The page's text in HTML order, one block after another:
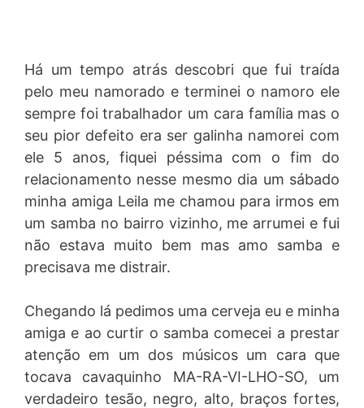
Há um tempo atrás descobri que fui traída
pelo meu namorado e terminei o namoro ele
sempre foi trabalhador um cara família mas o
seu pior defeito era ser galinha namorei com
ele 5 anos, fiquei péssima com o fim do
relacionamento nesse mesmo dia um sábado
minha amiga Leila me chamou para irmos em
um samba no bairro vizinho, me arrumei e fui
não estava muito bem mas amo samba e
precisava me distrair.
Chegando lá pedimos uma cerveja eu e minha
amiga e ao curtir o samba comecei a prestar
atenção em um dos músicos um cara que
tocava cavaquinho MA-RA-VI-LHO-SO, um
verdadeiro tesão, negro, alto, braços fortes,